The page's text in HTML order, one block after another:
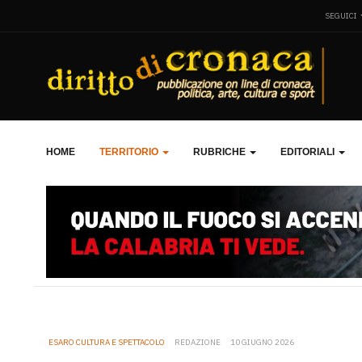
SEGUICI
HOME TERRITORIO RUBRICHE EDITORIALI
ESARO CULTURA E SPETTACOLO REDAZIONE 10 GIUGNO 2026